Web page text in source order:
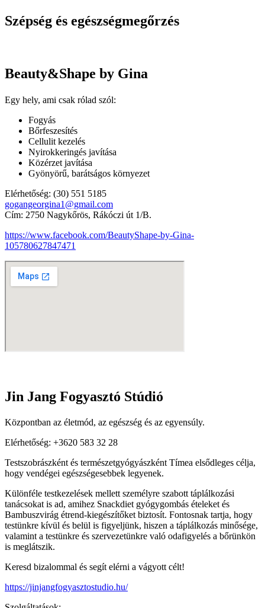
Szépség és egészségmegőrzés
Beauty&Shape by Gina
Egy hely, ami csak rólad szól:
Fogyás
Bőrfeszesítés
Cellulit kezelés
Nyirokkeringés javítása
Közérzet javítása
Gyönyörű, barátságos környezet
Elérhetőség: (30) 551 5185
gogangeorgina1@gmail.com
Cím: 2750 Nagykőrös, Rákóczi út 1/B.
https://www.facebook.com/BeautyShape-by-Gina-
105780627847471
Jin Jang Fogyasztó Stúdió
Központban az életmód, az egészség és az egyensúly.
Elérhetőség: +3620 583 32 28
Testszobrászként és természetgyógyászkéntTímea elsődleges célja,
hogy vendégei egészségesebbek legyenek.
Különféle testkezelések mellett személyre szabott táplálkozási
tanácsokat is ad, amihez Snackdiet gyógygombás ételeket és
Bambuszvirág étrend-kiegészítőket biztosít. Fontosnak tartja, hogy
testünkre kívül és belül is figyeljünk, hiszen a táplálkozás minősége,
valamint a testünkre és szervezetünkre való odafigyelés a bőrünkön
is meglátszik.
Keresd bizalommal és segít elérni a vágyott célt!
https://jinjangfogyasztostudio.hu/